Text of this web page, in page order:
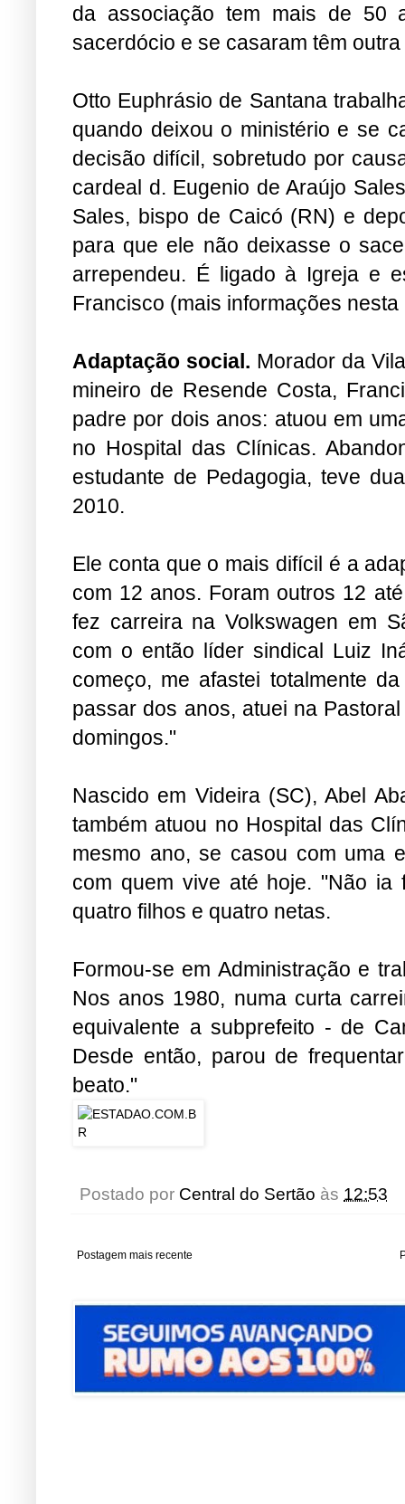
da associação tem mais de 50
sacerdócio e se casaram têm
Otto Euphrásio de Santana
quando deixou o ministério e se
decisão difícil, sobretudo por
cardeal d. Eugenio de Araújo
Sales, bispo de Caicó (RN) e
para que ele não deixasse o
arrependeu. É ligado à Igreja e
Francisco (mais informações
Adaptação social. Morador da
mineiro de Resende Costa,
padre por dois anos: atuou em
no Hospital das Clínicas.
estudante de Pedagogia, teve
2010.
Ele conta que o mais difícil é a
com 12 anos. Foram outros 12
fez carreira na Volkswagen em
com o então líder sindical Luiz
começo, me afastei totalmente
passar dos anos, atuei na
domingos."
Nascido em Videira (SC), Abel
também atuou no Hospital das
mesmo ano, se casou com uma
com quem vive até hoje. "Não ia
quatro filhos e quatro netas.
Formou-se em Administração e
Nos anos 1980, numa curta
equivalente a subprefeito - de
Desde então, parou de
beato."
Postado por Central do Sertão às 12:53
Postagem mais recente